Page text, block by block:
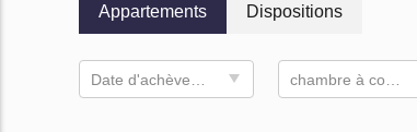
Appartements Dispositions